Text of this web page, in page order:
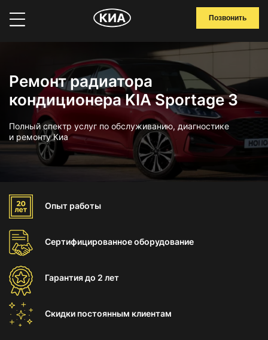
Позвонить
Ремонт радиатора
кондиционера KIA Sportage 3
Полный спектр услуг по обслуживанию, диагностике
и ремонту Киа
Опыт работы
Сертифицированноеоборудование
Гарантиядо 2 лет
Скидки постоянным клиентам